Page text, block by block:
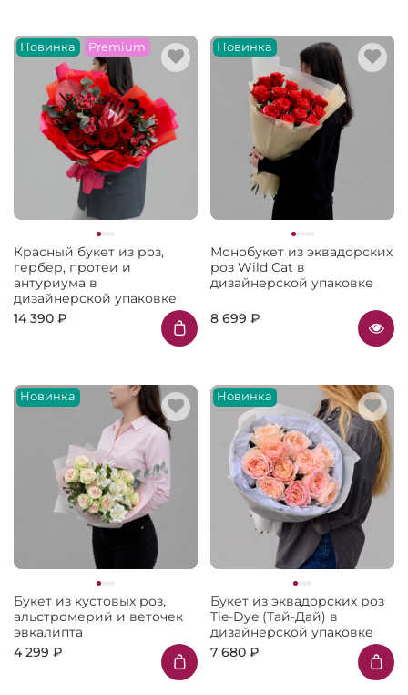
Новинка Premium
Красный букет из роз,
гербер, протеи и
антуриума в
дизайнерской упаковке
14 390 ₽
Новинка
Монобукет из эквадорских
роз Wild Cat в
дизайнерской упаковке
8 699 ₽
Новинка
Букет из кустовых роз,
альстромерий и веточек
эвкалипта
4 299 ₽
Новинка
Букет из эквадорских роз
Tie-Dye (Тай-Дай) в
дизайнерской упаковке
7 680 ₽